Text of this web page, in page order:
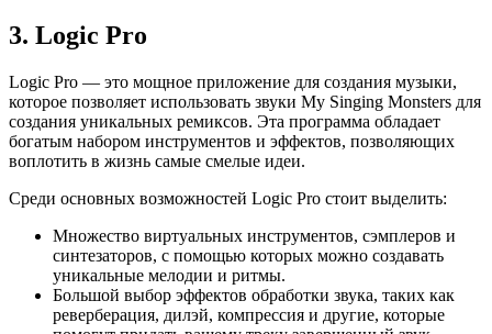
3. Logic Pro
Logic Pro — это мощное приложение для создания музыки,
которое позволяет использовать звуки My Singing Monsters для
создания уникальных ремиксов. Эта программа обладает
богатым набором инструментов и эффектов, позволяющих
воплотить в жизнь самые смелые идеи.
Среди основных возможностей Logic Pro стоит выделить:
Множество виртуальных инструментов, сэмплеров и
синтезаторов, с помощью которых можно создавать
уникальные мелодии и ритмы.
Большой выбор эффектов обработки звука, таких как
реверберация, дилэй, компрессия и другие, которые